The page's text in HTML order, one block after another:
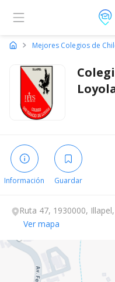
Mejores Colegios de
Información Guardar
Ruta 47, 1930000,
Ver mapa